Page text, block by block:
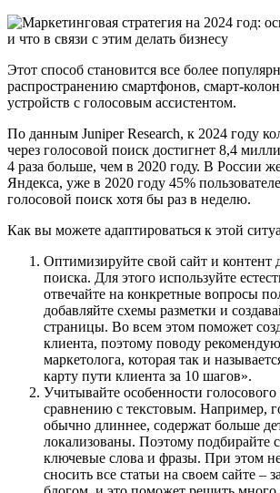
Этот способ становится все более
распространению смартфонов, смарт-
устройств с голосовым ассистентом.
По данным Juniper Research, к 2024 году
через голосовой поиск достигнет 8,4
4 раза больше, чем в 2020 году. В России
Яндекса, уже в 2020 году 45%
голосовой поиск хотя бы раз в неделю.
Как вы можете адаптироваться к этой
Оптимизируйте свой сайт и контент
поиска. Для этого используйте
отвечайте на конкретные вопросы
добавляйте схемы разметки и
страницы. Во всем этом поможет
клиента, поэтому поводу
маркетолога, которая так и
карту пути клиента за 10 шагов».
Учитывайте особенности
сравнению с текстовым. Например,
обычно длиннее, содержат больше
локализованы. Поэтому подбирайте
ключевые слова и фразы. При этом не
сносить все статьи на своем сайте –